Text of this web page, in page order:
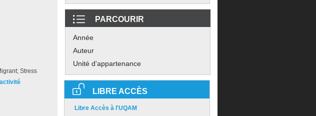
Stress
PARCOURIR
Année
Auteur
Unité d'appartenance
LIBRE ACCÈS
Libre Accès à l'UQAM